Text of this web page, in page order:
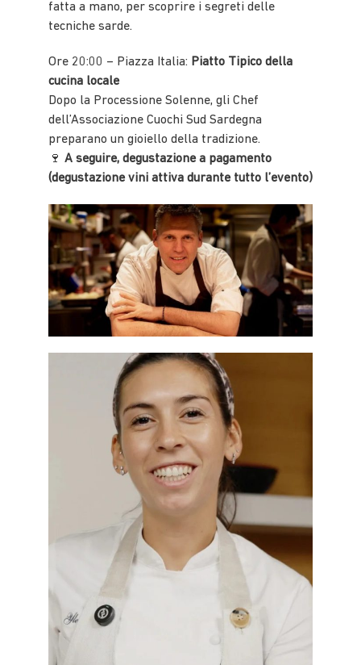
fatta a mano, per scoprire i segreti delle
tecniche sarde.
Ore 20:00 – Piazza Italia: Piatto Tipico della
cucina locale
Dopo la Processione Solenne, gli Chef
dell’Associazione Cuochi Sud Sardegna
preparano un gioiello della tradizione.
🍷 A seguire, degustazione a pagamento
(degustazione vini attiva durante tutto l’evento)